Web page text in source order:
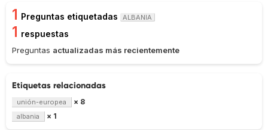
1 Preguntas etiquetadas ALBANIA
1 respuestas
Preguntas actualizadas más recientemente
Etiquetas relacionadas
unión-europea × 8
albania × 1